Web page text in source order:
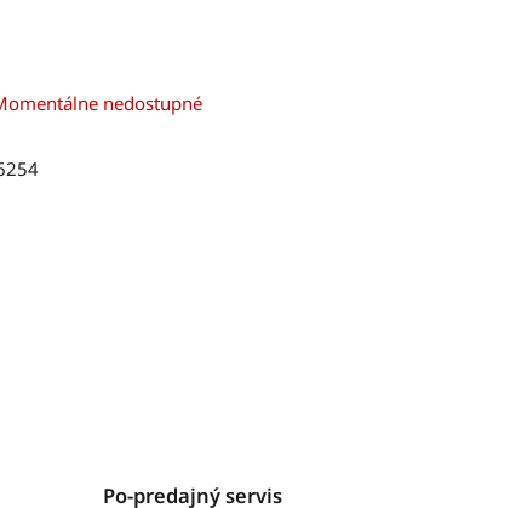
nedostupné
Po-predajný servis